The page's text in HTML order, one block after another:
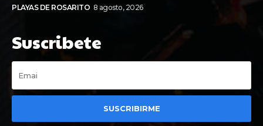
PLAYAS DE ROSARITO 8 agosto, 2026
Suscribete
SUSCRIBIRME